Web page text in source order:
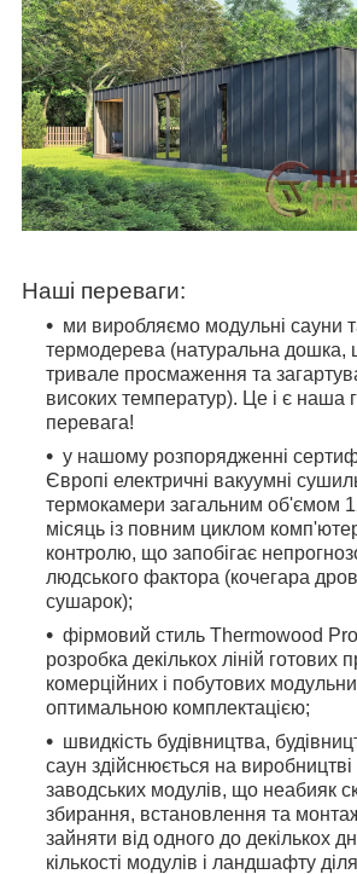
Наші переваги:
ми виробляємо модульні сауни
термодерева (натуральна
тривале просмаження та
високих температур). Це і є наша
перевага!
у нашому розпорядженні
Європі електричні вакуумні
термокамери загальним об'ємом
місяць із повним циклом
контролю, що запобігає
людського фактора (кочегара
сушарок);
фірмовий стиль Thermowood
розробка декількох ліній готових
комерційних і побутових
оптимальною комплектацією;
швидкість будівництва,
саун здійснюється на
заводських модулів, що неабияк
збирання, встановлення та
зайняти від одного до декількох
кількості модулів і ландшафту